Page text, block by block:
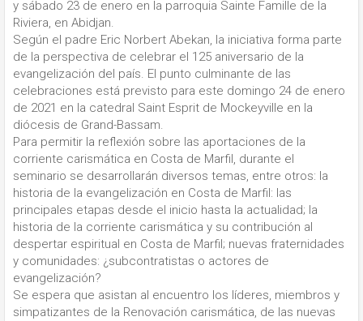
y sábado 23 de enero en la parroquia Sainte Famille de la
Riviera, en Abidjan.
Según el padre Eric Norbert Abekan, la iniciativa forma parte
de la perspectiva de celebrar el 125 aniversario de la
evangelización del país. El punto culminante de las
celebraciones está previsto para este domingo 24 de enero
de 2021 en la catedral Saint Esprit de Mockeyville en la
diócesis de Grand-Bassam.
Para permitir la reflexión sobre las aportaciones de la
corriente carismática en Costa de Marfil, durante el
seminario se desarrollarán diversos temas, entre otros: la
historia de la evangelización en Costa de Marfil: las
principales etapas desde el inicio hasta la actualidad; la
historia de la corriente carismática y su contribución al
despertar espiritual en Costa de Marfil; nuevas fraternidades
y comunidades: ¿subcontratistas o actores de
evangelización?
Se espera que asistan al encuentro los líderes, miembros y
simpatizantes de la Renovación carismática, de las nuevas